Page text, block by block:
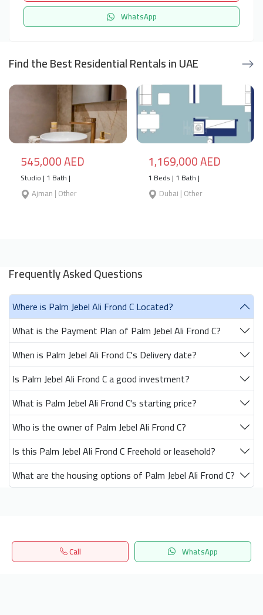
WhatsApp
Find the Best Residential Rentals in UAE
545,000 AED
Studio | 1 Bath |
Ajman | Other
1,169,000 AED
1 Beds | 1 Bath |
Dubai | Other
Frequently Asked Questions
Where is Palm Jebel Ali Frond C Located?
What is the Payment Plan of Palm Jebel Ali Frond C?
When is Palm Jebel Ali Frond C's Delivery date?
Is Palm Jebel Ali Frond C a good investment?
What is Palm Jebel Ali Frond C's starting price?
Who is the owner of Palm Jebel Ali Frond C?
Is this Palm Jebel Ali Frond C Freehold or leasehold?
What are the housing options of Palm Jebel Ali Frond C?
Call WhatsApp
Send
Home Search المفضلة Menu